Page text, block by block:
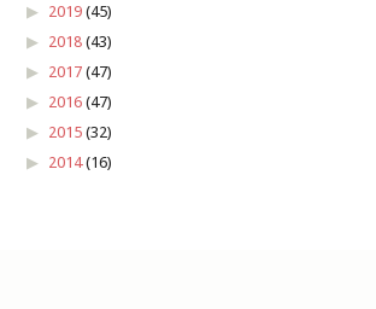
2019 (45)
2018 (43)
2017 (47)
2016 (47)
2015 (32)
2014(16)